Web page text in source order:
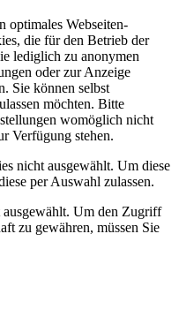
optimales Webseiten-
die für den Betrieb der
lediglich zu anonymen
oder zur Anzeige
Sie können selbst
möchten. Bitte
womöglich nicht
Verfügung stehen.
nicht ausgewählt. Um diese
per Auswahl zulassen.
ausgewählt. Um den Zugriff
zu gewähren, müssen Sie